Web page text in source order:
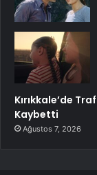
Kırıkkale’de
Kaybetti
Ağustos 7, 2026